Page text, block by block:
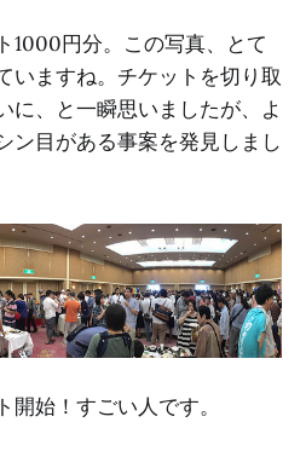
1000円分。この写真、とて
いますね。チケットを切り取
に、と一瞬思いましたが、よ
ン目がある事案を発見しまし
始！すごい人です。